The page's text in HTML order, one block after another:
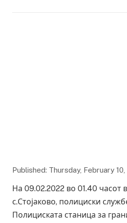
Published: Thursday, February 10,
На 09.02.2022 во 01.40 часот
с.Стојаково, полициски
Полициската станица за